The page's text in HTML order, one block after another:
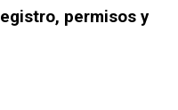
permisos y